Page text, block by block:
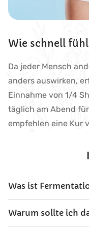
Wie schnell
Da jeder Mensch
anders auswirken,
Einnahme von 1/4
täglich am Abend
empfehlen eine Kur
Was ist
Warum sollte ich